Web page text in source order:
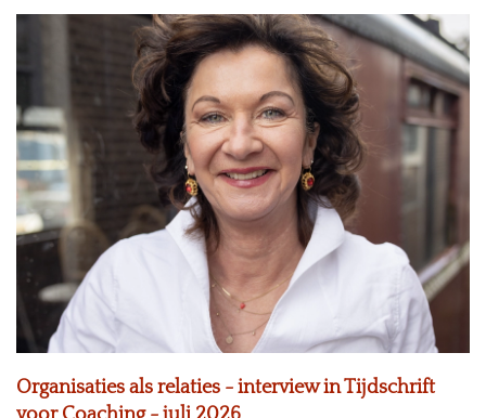
Organisaties als relaties - interview in Tijdschrift